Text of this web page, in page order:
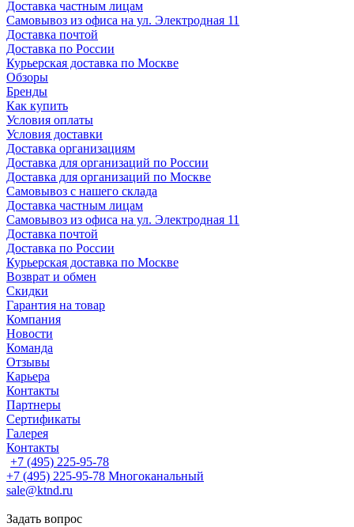
Доставка частным лицам
Самовывоз из офиса на ул. Электродная 11
Доставка почтой
Доставка по России
Курьерская доставка по Москве
Обзоры
Бренды
Как купить
Условия оплаты
Условия доставки
Доставка организациям
Доставка для организаций по России
Доставка для организаций по Москве
Самовывоз с нашего склада
Доставка частным лицам
Самовывоз из офиса на ул. Электродная 11
Доставка почтой
Доставка по России
Курьерская доставка по Москве
Возврат и обмен
Скидки
Гарантия на товар
Компания
Новости
Команда
Отзывы
Карьера
Контакты
Партнеры
Сертификаты
Галерея
Контакты
+7 (495) 225-95-78
+7 (495) 225-95-78 Многоканальный
sale@ktnd.ru
Задать вопрос